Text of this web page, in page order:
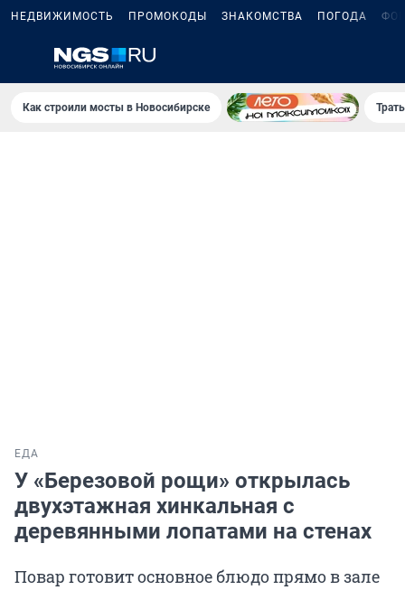
НЕДВИЖИМОСТЬ ПРОМОКОДЫ ЗНАКОМСТВА ПОГОДА
Как строили мосты в Новосибирске
ЕДА
У «Березовой рощи» открылась
двухэтажная хинкальная с
деревянными лопатами на стенах
Повар готовит основное блюдо прямо в зале